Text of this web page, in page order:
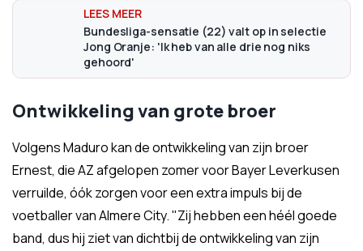
Bundesliga-sensatie (22) valt op in selectie
Jong Oranje: 'Ik heb van alle drie nog niks
gehoord'
Ontwikkeling van grote broer
Volgens Maduro kan de ontwikkeling van zijn broer
Ernest, die AZ afgelopen zomer voor Bayer Leverkusen
verruilde, óók zorgen voor een extra impuls bij de
voetballer van Almere City. "Zij hebben een héél goede
band, dus hij ziet van dichtbij de ontwikkeling van zijn